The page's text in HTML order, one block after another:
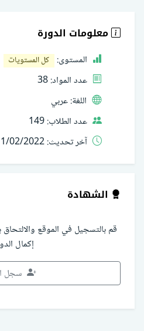
معلومات الدورة
المستوى: كل المستويات
عدد المواد:38
اللغة:عربي
عدد الطلاب:149
آخر تحديث:02/2022
الشهادة
قم بالتسجيل في الموقع
إكمال
سجل